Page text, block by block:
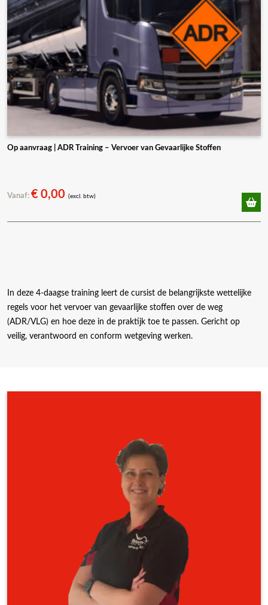
Op aanvraag | ADR Training – Vervoer van Gevaarlijke Stoffen
Vanaf: € 0,00 (excl. btw)
In deze 4-daagse training leert de cursist de belangrijkste wettelijke
regels voor het vervoer van gevaarlijke stoffen over de weg
(ADR/VLG) en hoe deze in de praktijk toe te passen. Gericht op
veilig, verantwoord en conform wetgeving werken.